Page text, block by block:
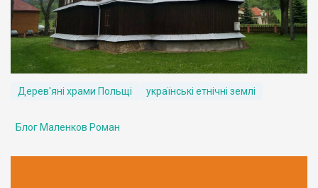
Дерев'яні храми Польщі українські етнічні землі
Блог Маленков Роман